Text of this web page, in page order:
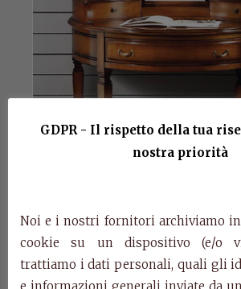
GDPR - Il rispetto della tua
nostra priorità
Noi e i nostri fornitori archiviamo
cookie su un dispositivo (e/o
trattiamo i dati personali, quali gli
e informazioni generali inviate da